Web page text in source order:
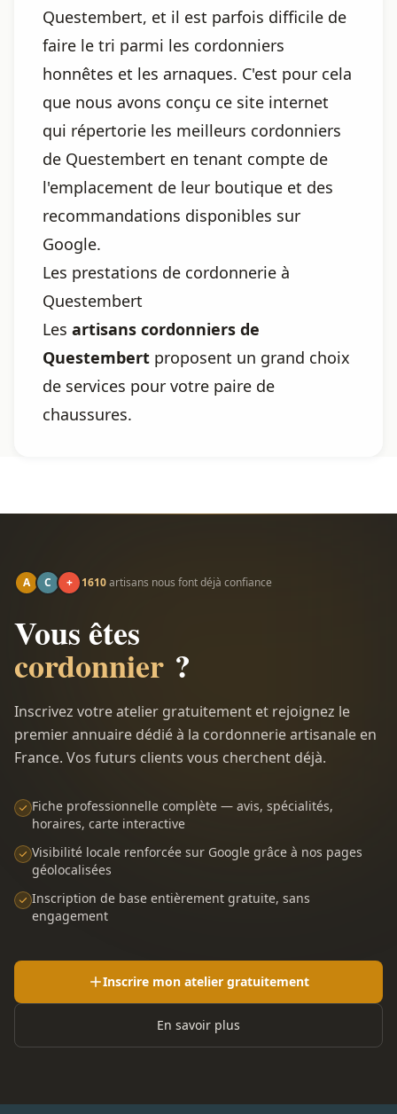
Questembert, et il est parfois difficile de
faire le tri parmi les cordonniers
honnêtes et les arnaques. C'est pour cela
que nous avons conçu ce site internet
qui répertorie les meilleurs cordonniers
de Questembert en tenant compte de
l'emplacement de leur boutique et des
recommandations disponibles sur
Google.
Les prestations de cordonnerie à
Questembert
Les artisans cordonniers de
Questembert proposent un grand choix
de services pour votre paire de
chaussures.
A C + 1610artisans nous font déjà confiance
Vous êtes
cordonnier ?
Inscrivez votre atelier gratuitement et rejoignez le
premier annuaire dédié à la cordonnerie artisanale en
France. Vos futurs clients vous cherchent déjà.
Fiche professionnelle complète — avis, spécialités,
horaires, carte interactive
Visibilité locale renforcée sur Google grâce à nos pages
géolocalisées
Inscription de base entièrement gratuite, sans
engagement
Inscrire mon atelier gratuitement
En savoir plus